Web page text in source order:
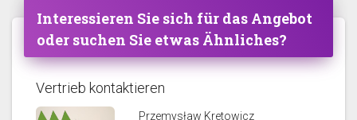
Interessieren Sie sich für das Angebot
oder suchen Sie etwas Ähnliches?
Vertrieb kontaktieren
Przemysław Kretowicz